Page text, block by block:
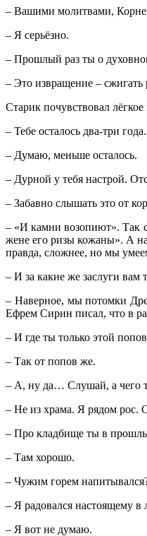
– Вашими молитвами,
– Я серьёзно.
– Прошлый раз ты о
– Это извращение –
Старик почувствовал
– Тебе осталось два-три
– Думаю, меньше осталось.
– Дурной у тебя настрой.
– Забавно слышать это от
– «И камни возопиют». Так
жене его ризы кожаны». А
правда, сложнее, но мы
– И за какие же заслуги вам
– Наверное, мы потомки
Ефрем Сирин писал, что в
– И где ты только этой
– Так от попов же.
– А, ну да… Слушай, а чего
– Не из храма. Я рядом рос.
– Про кладбище ты в
– Там хорошо.
– Чужим горем
– Я радовался настоящему
– Я вот не думаю.